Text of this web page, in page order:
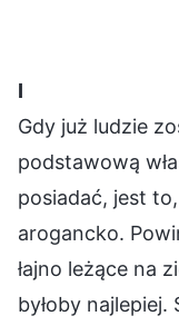
Ⅰ
Gdy już ludzie
podstawową
posiadać, jest
arogancko.
łajno leżące na
byłoby